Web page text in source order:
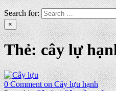
Search for:
×
Thẻ:cây lự
0 Commenton Cây lựu hạnh